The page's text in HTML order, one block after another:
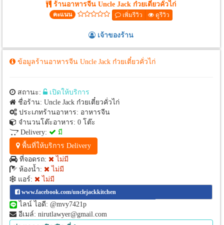
ร้านอาหารจีน Uncle Jack ก๋วยเตี๋ยวคั่วไก่
คะแนน เพิ่มรีวิว ดูรีวิว
เจ้าของร้าน
ข้อมูลร้านอาหารจีน Uncle Jack ก๋วยเตี๋ยวคั่วไก่
สถานะ:
เปิดให้บริการ
ชื่อร้าน: Uncle Jack ก๋วยเตี๋ยวคั่วไก่
ประเภทร้านอาหาร: อาหารจีน
จำนวนโต๊ะอาหาร: 0 โต๊ะ
Delivery: มี
พื้นที่ให้บริการ Delivery
ที่จอดรถ:
ไม่มี
ห้องน้ำ: ไม่มี
แอร์:
ไม่มี
www.facebook.com/unclejackkitchen
ไลน์ ไอดี: @mvy7421p
อีเมล์: nirutlawyer@gmail.com